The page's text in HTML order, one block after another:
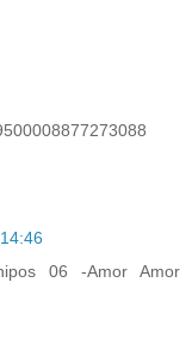
06 -Amor Amor